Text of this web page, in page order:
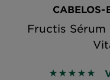
CABELOS-
Fructis
5 out of 5